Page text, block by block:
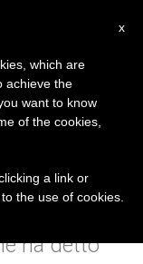
santa
ha detto
x
which are
achieve the
want to know
of the cookies,
a link or
the use of cookies.